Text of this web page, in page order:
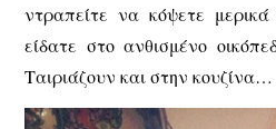
ντραπείτε να κόψετε
είδατε στο ανθισμένο
Ταιριάζουν και στην κουζίνα…